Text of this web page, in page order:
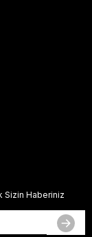
Sizin Haberiniz